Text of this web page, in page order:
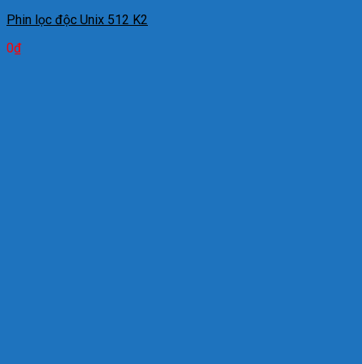
Phin lọc độc Unix 512 K2
0₫